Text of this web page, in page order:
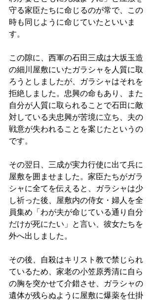
守る家臣たちに命じるのが常で、この
時も同じように命じていたといいま
す。
この隙に、西軍の石田三成は大坂玉造
の細川屋敷にいたガラシャを人質に取
ろうとしましたが、ガラシャはそれを
拒絶しました。忠興の命もあり、また
自分が人質に取られることで石田に敵
対している夫忠興が苦境に立ち、夫の
戦意が失われることを案じたというの
です。
その翌日、三成が実力行使に出て兵に
屋敷を囲ませました。家臣たちがガラ
シャに全てを伝えると、ガラシャは少
し祈った後、屋敷内の侍女・婦人を全
員集め「わが夫が命じている通り自分
だけが死にたい」と言い、彼女たちを
外へ出しました。
その後、自殺はキリスト教で禁じられ
ているため、家老の小笠原秀清に自ら
の胸を突かせて介錯させ、ガラシャの
遺体が残らぬように屋敷に爆薬を仕掛